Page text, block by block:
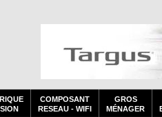
COMPOSANT
RESEAU - WIFI
GROS
MÉNAGER